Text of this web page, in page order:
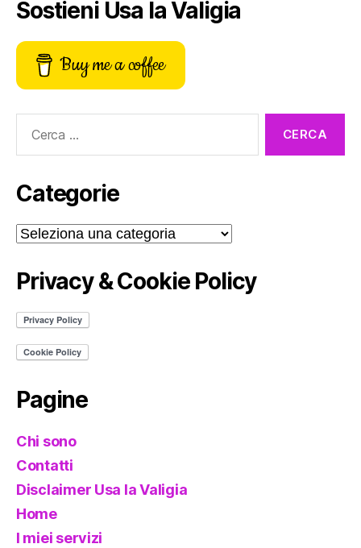
Sostieni Usa la Valigia
Buy me a coffee
Categorie
Categorie
Privacy & Cookie Policy
Pagine
Chi sono
Contatti
Disclaimer Usa la Valigia
Home
I miei servizi